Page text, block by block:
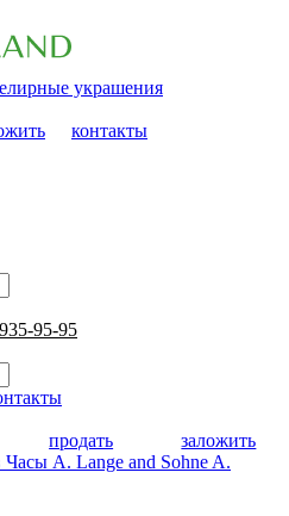
украшения
контакты
95-95
продать
заложить
Часы A. Lange and Sohne A.